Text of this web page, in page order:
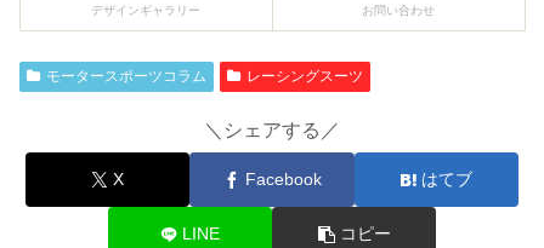
デザインギャラリー お問い合わせ
モータースポーツコラム レーシングスーツ
＼シェアする／
X Facebook はてブ
LINE コピー